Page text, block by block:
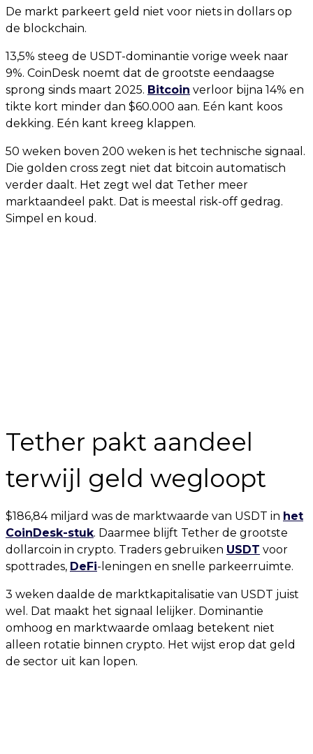
De markt parkeert geld niet voor niets in dollars op
de blockchain.
13,5% steeg de USDT-dominantie vorige week naar
9%. CoinDesk noemt dat de grootste eendaagse
sprong sinds maart 2025. Bitcoin verloor bijna 14% en
tikte kort minder dan $60.000 aan. Eén kant koos
dekking. Eén kant kreeg klappen.
50 weken boven 200 weken is het technische signaal.
Die golden cross zegt niet dat bitcoin automatisch
verder daalt. Het zegt wel dat Tether meer
marktaandeel pakt. Dat is meestal risk-off gedrag.
Simpel en koud.
Tether pakt aandeel
terwijl geld wegloopt
$186,84 miljard was de marktwaarde van USDT in het
CoinDesk-stuk. Daarmee blijft Tether de grootste
dollarcoin in crypto. Traders gebruiken USDT voor
spottrades, DeFi-leningen en snelle parkeerruimte.
3 weken daalde de marktkapitalisatie van USDT juist
wel. Dat maakt het signaal lelijker. Dominantie
omhoog en marktwaarde omlaag betekent niet
alleen rotatie binnen crypto. Het wijst erop dat geld
de sector uit kan lopen.